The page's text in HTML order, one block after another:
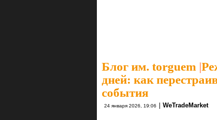
Блог им. torguem |
дней: как
события
24 января 2026, 19:06 WeTradeMarket